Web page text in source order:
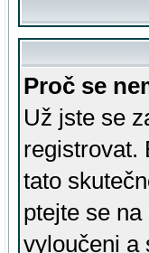
Proč se
Už jste se
registrovat.
tato
ptejte se
vyloučeni a